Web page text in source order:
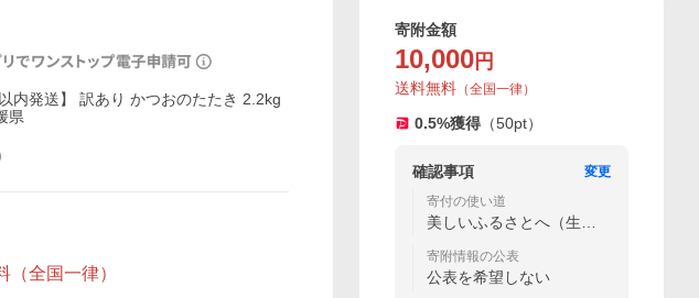
内発送】 訳あり かつおのたたき 2.2kg
県
（全国一律）
寄附金額
10,000 円
送料無料 （全国一律）
0.5%獲得 （50pt）
確認事項
変更
寄付の使い道
美しいふるさとへ（生活
寄附情報の公表
公表を希望しない